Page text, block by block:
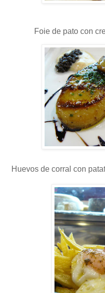
Foie de pato con
Huevos de corral con